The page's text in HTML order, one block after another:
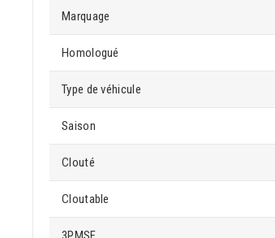
Marquage
Homologué
Type de véhicule
Saison
Clouté
Cloutable